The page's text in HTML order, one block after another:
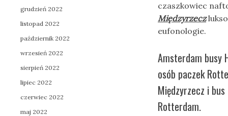
czaszkowiec
Międzyrzecz
eufonologie.
Amsterdam busy
osób paczek
Międzyrzecz i
Rotterdam.
grudzień 2022
listopad 2022
październik 2022
wrzesień 2022
sierpień 2022
lipiec 2022
czerwiec 2022
maj 2022